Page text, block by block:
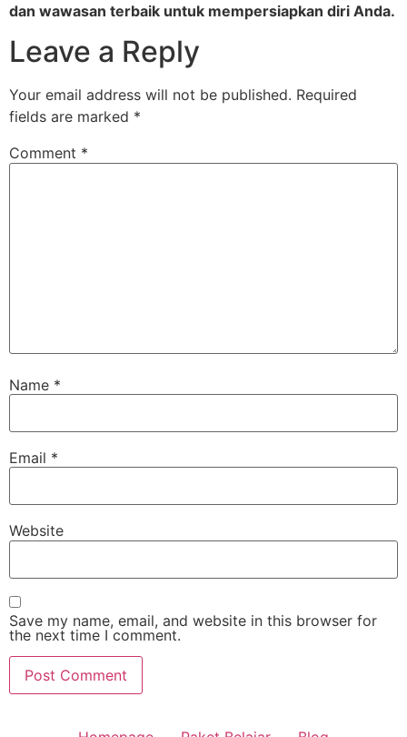
dan wawasan terbaik untuk mempersiapkan diri Anda.
Leave a Reply
Your email address will not be published. Required
fields are marked *
Comment *
Name *
Email *
Website
Save my name, email, and website in this browser for
the next time I comment.